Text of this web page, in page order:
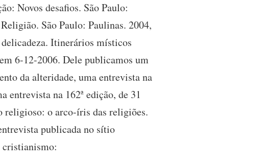
Novos desafios. São Paulo:
São Paulo: Paulinas. 2004,
Itinerários místicos
6-12-2006. Dele publicamos um
da alteridade, uma entrevista na
entrevista na 162ª edição, de 31
religioso: o arco-íris das religiões.
publicada no sítio
cristianismo: